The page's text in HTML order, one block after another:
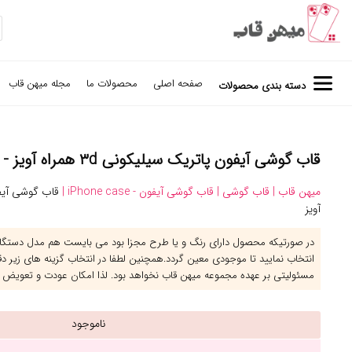
دسته بندی محصولات صفحه اصلی محصولات ما مجله میهن قاب
قاب گوشی آیفون پاتریک سیلیکونی ۳d همراه آویز - کد (۱۲۰۰)
میهن قاب | قاب گوشی | قاب گوشی آیفون - iPhone case |
آویز
در صورتیکه محصول دارای رنگ و یا طرح مجزا بود می بایست هم مدل
انتخاب نمایید تا موجودی معین گردد.همچنین لطفا در انتخاب گزینه های
مسئولیتی بر عهده مجموعه میهن قاب نخواهد بود. لذا امکان عودت و
ناموجود